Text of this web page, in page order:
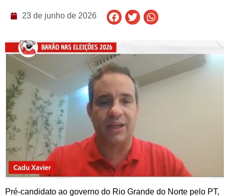
23 de junho de 2026
Pré-candidato ao governo do Rio Grande do Norte pelo PT,